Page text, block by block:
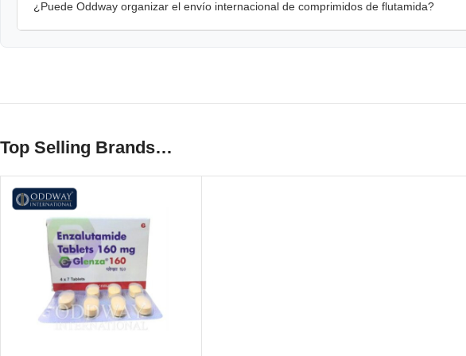
¿Puede Oddway organizar el envío internacional de comprimidos de flutamida?
Top Selling Brands…